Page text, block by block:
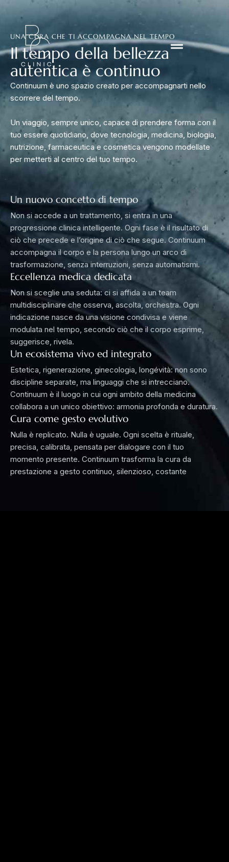
UNA CURA CHE TI ACCOMPAGNA NEL TEMPO
Il tempo della bellezza
autentica è continuo
Continuum è uno spazio creato per accompagnarti nello
scorrere del tempo.
Un viaggio, sempre unico, capace di prendere forma con il
tuo essere quotidiano, dove tecnologia, medicina, biologia,
nutrizione, farmaceutica e cosmetica vengono modellate
per metterti al centro del tuo tempo.
Un nuovo concetto di tempo
Non si accede a un trattamento, si entra in una
progressione clinica intelligente. Ogni fase è il risultato di
ciò che precede e l’origine di ciò che segue. Continuum
accompagna il corpo e la persona lungo un arco di
trasformazione, senza interruzioni, senza automatismi.
Eccellenza medica dedicata
Non si sceglie una seduta: ci si affida a un team
multidisciplinare che osserva, ascolta, orchestra. Ogni
indicazione nasce da una visione condivisa e viene
modulata nel tempo, secondo ciò che il corpo esprime,
suggerisce, rivela.
Un ecosistema vivo ed integrato
Estetica, rigenerazione, ginecologia, longévità: non sono
discipline separate, ma linguaggi che si intrecciano.
Continuum è il luogo in cui ogni ambito della medicina
collabora a un unico obiettivo: armonia profonda e duratura.
Cura come gesto evolutivo
Nulla è replicato. Nulla è uguale. Ogni scelta è rituale,
precisa, calibrata, pensata per dialogare con il tuo
momento presente. Continuum trasforma la cura da
prestazione a gesto continuo, silenzioso, costante